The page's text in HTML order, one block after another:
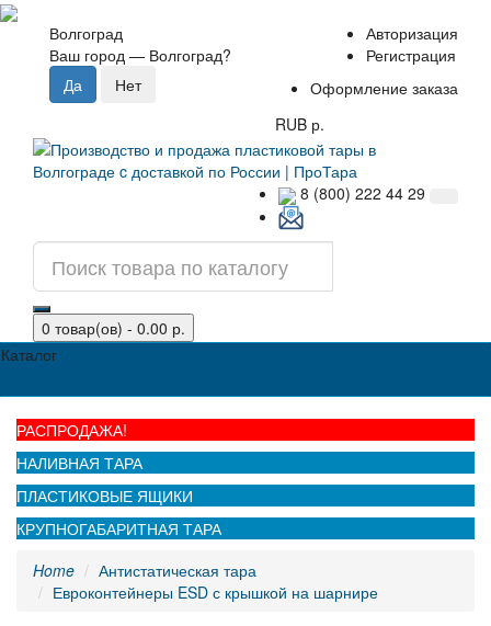
Волгоград
Ваш город — Волгоград?
Авторизация
Регистрация
Оформление заказа
RUB р.
8 (800) 222 44 29
0 товар(ов) - 0.00 р.
Каталог
РАСПРОДАЖА!
НАЛИВНАЯ ТАРА
ПЛАСТИКОВЫЕ ЯЩИКИ
КРУПНОГАБАРИТНАЯ ТАРА
Home
Антистатическая тара
Евроконтейнеры ESD с крышкой на шарнире